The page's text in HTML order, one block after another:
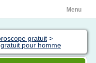
Menu
gratuit >
pour homme